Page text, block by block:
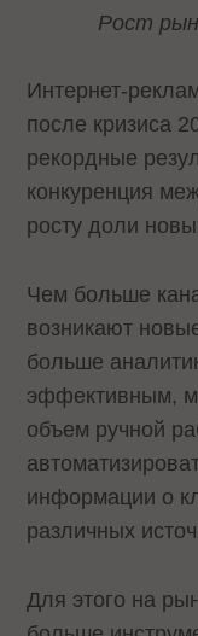
Рост
Интернет-
после кризиса
рекордные
конкуренция
росту доли
Чем больше
возникают
больше
эффективным,
объем ручной
информации о
различных
Для этого на